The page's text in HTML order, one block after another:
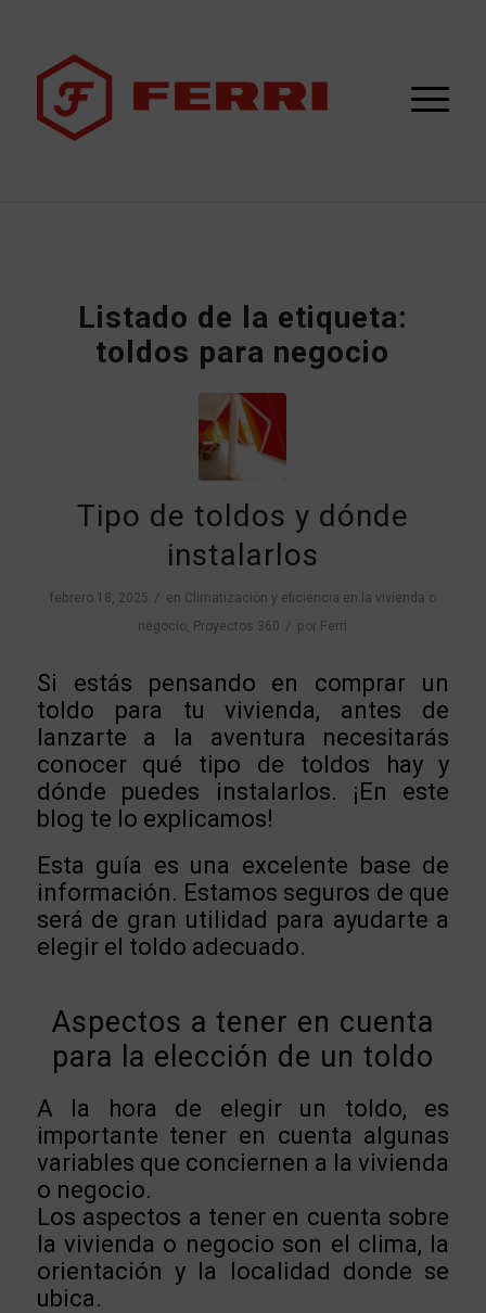
Listado de la etiqueta:
toldos para negocio
Tipo de toldos y dónde
instalarlos
febrero 18, 2025 / en Climatización y eficiencia en la vivienda o
negocio, Proyectos 360 / por Ferri
Si estás pensando en comprar un
toldo para tu vivienda, antes de
lanzarte a la aventura necesitarás
conocer qué tipo de toldos hay y
dónde puedes instalarlos. ¡En este
blog te lo explicamos!
Esta guía es una excelente base de
información. Estamos seguros de que
será de gran utilidad para ayudarte a
elegir el toldo adecuado.
Aspectos a tener en cuenta
para la elección de un toldo
A la hora de elegir un toldo, es
importante tener en cuenta algunas
variables que conciernen a la vivienda
o negocio.
Los aspectos a tener en cuenta sobre
la vivienda o negocio son el clima, la
orientación y la localidad donde se
ubica.